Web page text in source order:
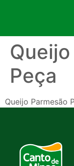
Peça
Queijo Parmesão